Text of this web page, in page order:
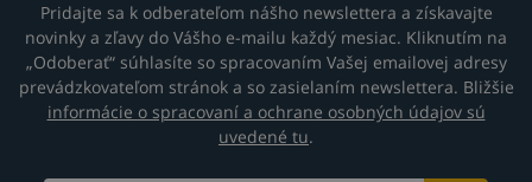
Pridajte sa k odberateľom nášho newslettera a získavajte
novinky a zľavy do Vášho e-mailu každý mesiac. Kliknutím na
„Odoberať“ súhlasíte so spracovaním Vašej emailovej adresy
prevádzkovateľom stránok a so zasielaním newslettera. Bližšie
informácie o spracovaní a ochrane osobných údajov sú
uvedené tu.